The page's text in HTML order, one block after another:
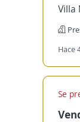
Villa
Hace
Se